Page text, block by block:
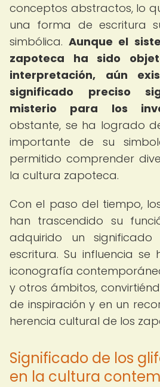
conceptos abstractos, lo
una forma de escritura
simbólica.Aunque el
zapoteca ha sido
interpretación, aún
significado preciso
misterio para los
obstante, se ha logrado
importante de su
permitido comprender
la cultura zapoteca.
Con el paso del tiempo,
han trascendido su
adquirido un
escritura. Su influencia
iconografía
y otros ámbitos,
de inspiración y en un
herencia cultural de los
Significado de los
en la cultura